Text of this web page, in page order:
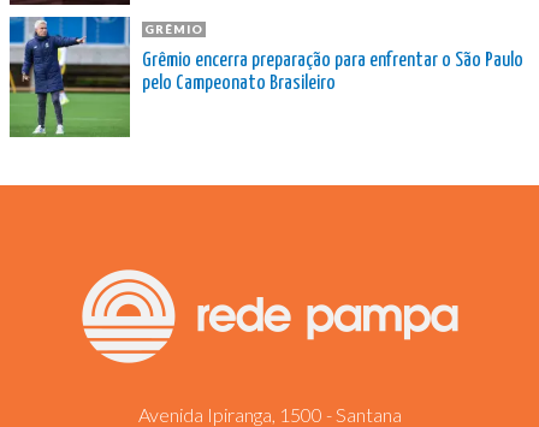
GRÊMIO
Grêmio encerra preparação para enfrentar o São Paulo
pelo Campeonato Brasileiro
Avenida Ipiranga, 1500 - Santana